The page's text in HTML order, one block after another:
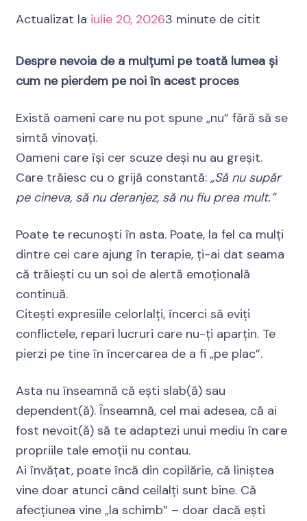
Actualizat la iulie 20, 20263 minute de citit
Despre nevoia de a mulțumi pe toată lumea și
cum ne pierdem pe noi în acest proces
Există oameni care nu pot spune „nu” fără să se
simtă vinovați.
Oameni care își cer scuze deși nu au greșit.
Care trăiesc cu o grijă constantă: „Să nu supăr
pe cineva, să nu deranjez, să nu fiu prea mult.”
Poate te recunoști în asta. Poate, la fel ca mulți
dintre cei care ajung în terapie, ți-ai dat seama
că trăiești cu un soi de alertă emoțională
continuă.
Citești expresiile celorlalți, încerci să eviți
conflictele, repari lucruri care nu-ți aparțin. Te
pierzi pe tine în încercarea de a fi „pe plac”.
Asta nu înseamnă că ești slab(ă) sau
dependent(ă). Înseamnă, cel mai adesea, că ai
fost nevoit(ă) să te adaptezi unui mediu în care
propriile tale emoții nu contau.
Ai învățat, poate încă din copilărie, că liniștea
vine doar atunci când ceilalți sunt bine. Că
afecțiunea vine „la schimb” – doar dacă ești